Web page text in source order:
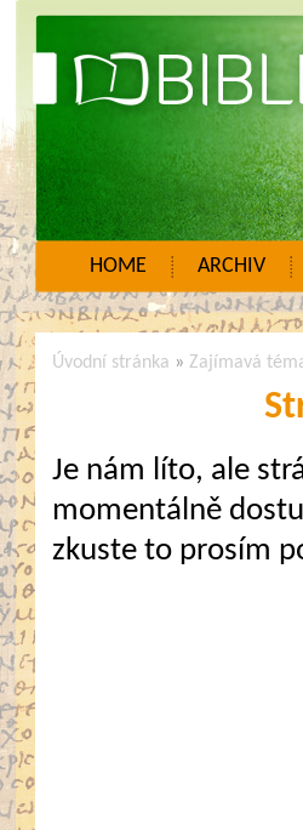
HOME ARCHIV
Úvodní stránka »Zajímavá
Je nám líto, ale
momentálně
zkuste to prosím